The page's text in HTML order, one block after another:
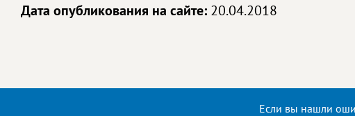
Дата опубликования на сайте: 20.04.2018
Если вы нашли